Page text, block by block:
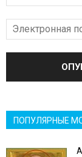
ПОПУЛЯРНЫЕ